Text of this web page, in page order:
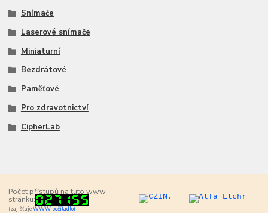
Snímače
Laserové snímače
Miniaturní
Bezdrátové
Paměťové
Pro zdravotnictví
CipherLab
Počet přístupů na tuto www
stránku:
(zajišťujeWWW počítadlo)